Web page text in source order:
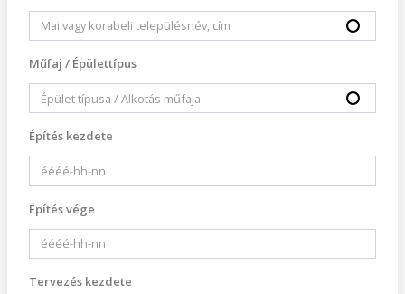
Műfaj / Épülettípus
Építés kezdete
Építés vége
Tervezés kezdete